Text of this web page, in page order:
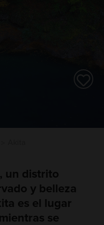
un distrito
y belleza
es el lugar
se